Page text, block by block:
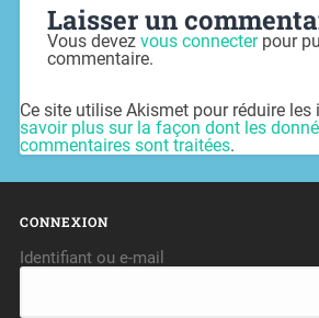
Laisser un
Vous devez vous connecterpour
commentaire.
Ce site utilise Akismet pour réduire les
savoir plus sur la façon dont les
commentaires sont traitées.
CONNEXION
Identifiant ou e-mail